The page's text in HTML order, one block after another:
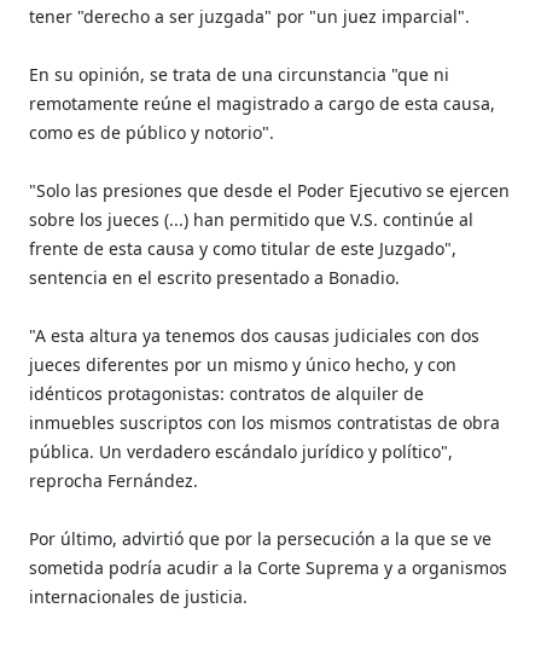
tener "derecho a ser juzgada" por "un juez imparcial".
En su opinión, se trata de una circunstancia "que ni
remotamente reúne el magistrado a cargo de esta causa,
como es de público y notorio".
"Solo las presiones que desde el Poder Ejecutivo se ejercen
sobre los jueces (...) han permitido que V.S. continúe al
frente de esta causa y como titular de este Juzgado",
sentencia en el escrito presentado a Bonadio.
"A esta altura ya tenemos dos causas judiciales con dos
jueces diferentes por un mismo y único hecho, y con
idénticos protagonistas: contratos de alquiler de
inmuebles suscriptos con los mismos contratistas de obra
pública. Un verdadero escándalo jurídico y político",
reprocha Fernández.
Por último, advirtió que por la persecución a la que se ve
sometida podría acudir a la Corte Suprema y a organismos
internacionales de justicia.